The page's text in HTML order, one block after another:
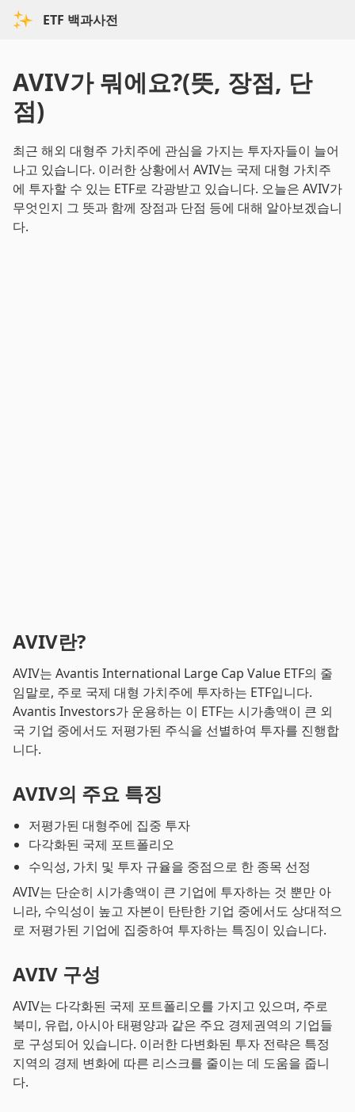
ETF 백과사전
AVIV가 뭐에요?(뜻, 장점, 단
점)
최근 해외 대형주 가치주에 관심을 가지는 투자자들이 늘어
나고 있습니다. 이러한 상황에서 AVIV는 국제 대형 가치주
에 투자할 수 있는 ETF로 각광받고 있습니다. 오늘은 AVIV가
무엇인지 그 뜻과 함께 장점과 단점 등에 대해 알아보겠습니
다.
AVIV란?
AVIV는 Avantis International Large Cap Value ETF의 줄
임말로, 주로 국제 대형 가치주에 투자하는 ETF입니다.
Avantis Investors가 운용하는 이 ETF는 시가총액이 큰 외
국 기업 중에서도 저평가된 주식을 선별하여 투자를 진행합
니다.
AVIV의 주요 특징
저평가된 대형주에 집중 투자
다각화된 국제 포트폴리오
수익성, 가치 및 투자 규율을 중점으로 한 종목 선정
AVIV는 단순히 시가총액이 큰 기업에 투자하는 것 뿐만 아
니라, 수익성이 높고 자본이 탄탄한 기업 중에서도 상대적으
로 저평가된 기업에 집중하여 투자하는 특징이 있습니다.
AVIV 구성
AVIV는 다각화된 국제 포트폴리오를 가지고 있으며, 주로
북미, 유럽, 아시아 태평양과 같은 주요 경제권역의 기업들
로 구성되어 있습니다. 이러한 다변화된 투자 전략은 특정
지역의 경제 변화에 따른 리스크를 줄이는 데 도움을 줍니
다.